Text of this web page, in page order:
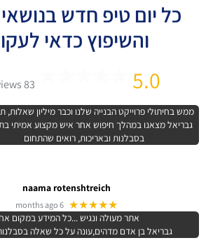
כל יום טיפ חדש
והשיפוץ כדאי
5.0
83 reviews
ממש בחיתולי פרוייקט הבנייה שלנו וכבר מיליון
גבריאל מצאנו במהלך חיפוש אחר איש מקצוע אמיתי
בסבלנות ובאריכות, רואים שהתחום
naama rotenshtreich
★★★★★
6 months ago
אתר מעולה ונגיש ...כל המידע במקום
גבריאל בן אדם מדהים,עונה על כל שאלה